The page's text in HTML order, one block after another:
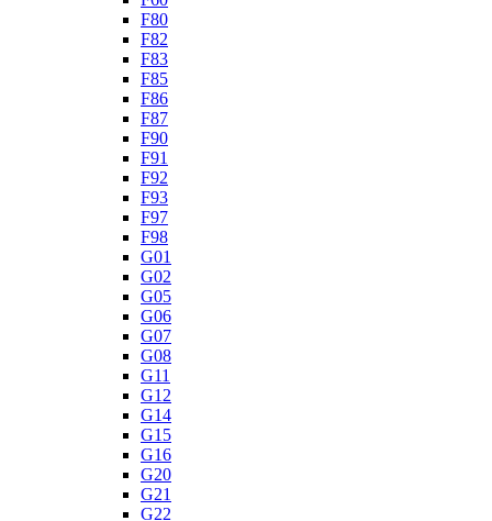
F80
F82
F83
F85
F86
F87
F90
F91
F92
F93
F97
F98
G01
G02
G05
G06
G07
G08
G11
G12
G14
G15
G16
G20
G21
G22